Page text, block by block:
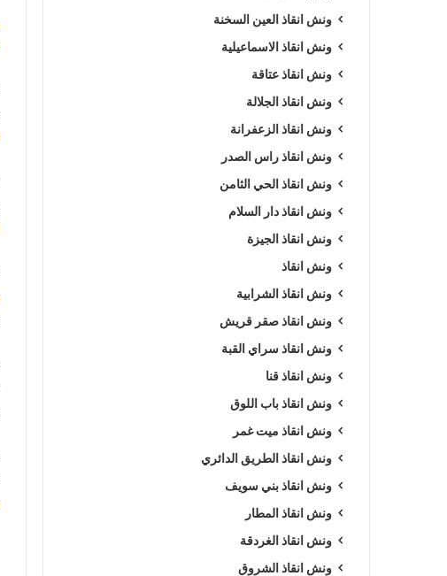
ونش انقاذ العين السخنة
ونش انقاذ الاسماعيلية
ونش انقاذ عتاقة
ونش انقاذ الجلالة
ونش انقاذ الزعفرانة
ونش انقاذ راس الصدر
ونش انقاذ الحي الثامن
ونش انقاذ دار السلام
ونش انقاذ الجيزة
ونش انقاذ
ونش انقاذ الشرابية
ونش انقاذ صقر قريش
ونش انقاذ سراي القبة
ونش انقاذ قنا
ونش انقاذ باب اللوق
ونش انقاذ ميت غمر
ونش انقاذ الطريق الدائري
ونش انقاذ بني سويف
ونش انقاذ المطار
ونش انقاذ الغردقة
ونش انقاذ الشروق